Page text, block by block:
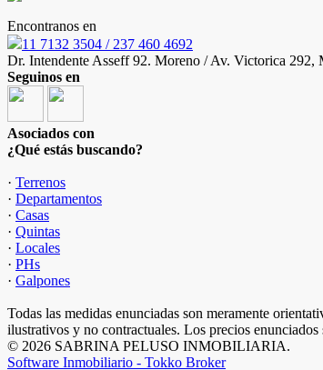
Encontranos en
11 7132 3504 / 237 460 4692
Dr. Intendente Asseff 92. Moreno / Av. Victorica 292,
Seguinos en
Asociados con
¿Qué estás buscando?
· Terrenos
· Departamentos
· Casas
· Quintas
· Locales
· PHs
· Galpones
Todas las medidas enunciadas son meramente
ilustrativos y no contractuales. Los precios
© 2026 SABRINA PELUSO INMOBILIARIA.
Software Inmobiliario - Tokko Broker